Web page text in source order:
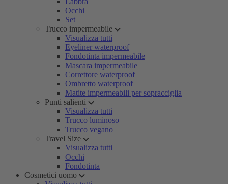
Occhi
Set
Trucco impermeabile
Visualizza tutti
Eyeliner waterproof
Fondotinta impermeabile
Mascara impermeabile
Correttore waterproof
Ombretto waterproof
Matite impermeabili per sopracciglia
Punti salienti
Visualizza tutti
Trucco luminoso
Trucco vegano
Travel Size
Visualizza tutti
Occhi
Fondotinta
Cosmetici uomo